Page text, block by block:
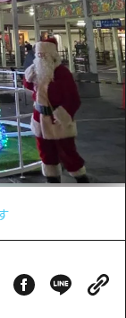
イド